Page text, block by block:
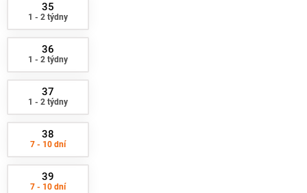
35
1 - 2 týdny
36
1 - 2 týdny
37
1 - 2 týdny
38
7 - 10 dní
39
7 - 10 dní